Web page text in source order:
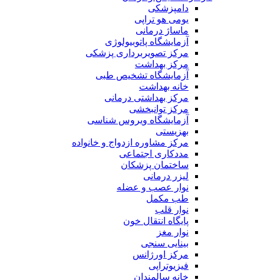
دامپزشکی
یومی هو تراپی
ماساژ درمانی
آزمایشگاه پاتوبیولوژی
مرکز تصویربرداری پزشکی
مرکز بهداشت
آزمایشگاه تشخیص طبی
خانه بهداشت
مرکز بهداشتی درمانی
مرکز توانبخشی
آزمایشگاه ویروس شناسی
بهزیستی
مرکز مشاوره ازدواج و خانواده
مددکاری اجتماعی
ساختمان پزشکان
لیزر درمانی
نوار عصب و عضله
طب مکمل
نوار قلب
پایگاه انتقال خون
نوار مغز
بینایی سنجی
مرکز اورژانس
فیزیوتراپی
خانه سالمندان